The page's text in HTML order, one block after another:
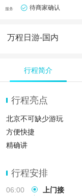
服务 待商家确认
万程日游-国内
行程简介
行程亮点
北京不可缺少游玩
方便快捷
精确讲
行程安排
06:00 上门接